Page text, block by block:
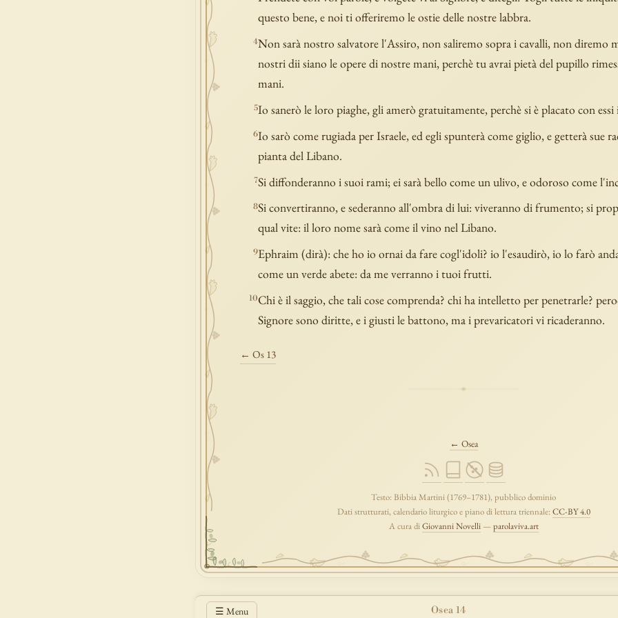
questo bene, e noi ti offeriremo le ostie delle nostre labbra.
4Non sarà nostro salvatore l'Assiro, non saliremo sopra i cavalli, non diremo
nostri dii siano le opere di nostre mani, perchè tu avrai pietà del pupillo
mani.
5Io sanerò le loro piaghe, gli amerò gratuitamente, perchè si è placato con
6Io sarò come rugiada per Israele, ed egli spunterà come giglio, e getterà sue
pianta del Libano.
7Si diffonderanno i suoi rami; ei sarà bello come un ulivo, e odoroso come
8Si convertiranno, e sederanno all'ombra di lui: viveranno di frumento; si
qual vite: il loro nome sarà come il vino nel Libano.
9Ephraim (dirà): che ho io ornai da fare cogl'idoli? io l'esaudirò, io lo farò
come un verde abete: da me verranno i tuoi frutti.
10Chi è il saggio, che tali cose comprenda? chi ha intelletto per penetrarle?
Signore sono diritte, e i giusti le battono, ma i prevaricatori vi ricaderanno.
← Os 13
← Osea
Testo: Bibbia Martini (1769–1781), pubblico dominio
Dati strutturati, calendario liturgico e piano di lettura triennale: CC-BY 4.0
A cura diGiovanni Novelli—parolaviva.art
☰ Menu Osea 14